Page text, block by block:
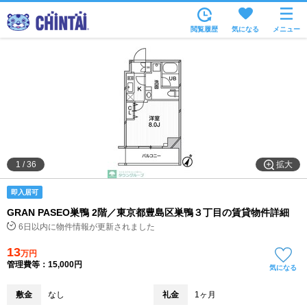
住所から
家賃相場から
通勤通学時間から
物件特集から
不動産会社から
閲覧履歴 気になる メニュー
拡大
1 /36
即入居可
GRAN PASEO巣鴨 2階／東京都豊島区巣鴨３丁目の賃貸物件詳細
6日以内に物件情報が更新されました
13万円
管理費等：15,000円
気になる
敷金 なし 礼金 1ヶ月